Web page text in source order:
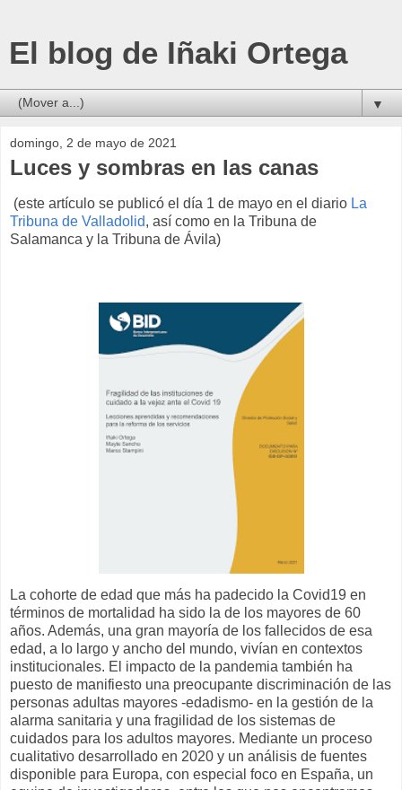
El blog de Iñaki Ortega
▼
domingo, 2 de mayo de 2021
Luces y sombras en las canas
(este artículo se publicó el día 1 de mayo en el diario La
Tribuna de Valladolid, así como en la Tribuna de
Salamanca y la Tribuna de Ávila)
La cohorte de edad que más ha padecido la Covid19 en
términos de mortalidad ha sido la de los mayores de 60
años. Además, una gran mayoría de los fallecidos de esa
edad, a lo largo y ancho del mundo, vivían en contextos
institucionales. El impacto de la pandemia también ha
puesto de manifiesto una preocupante discriminación de las
personas adultas mayores -edadismo- en la gestión de la
alarma sanitaria y una fragilidad de los sistemas de
cuidados para los adultos mayores. Mediante un proceso
cualitativo desarrollado en 2020 y un análisis de fuentes
disponible para Europa, con especial foco en España, un